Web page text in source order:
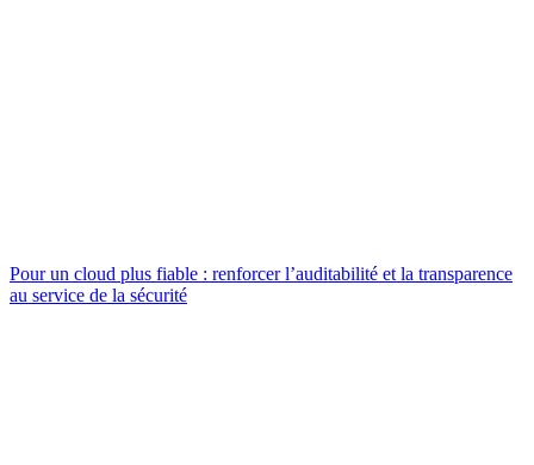
Pour un cloud plus fiable : renforcer l’auditabilité et la transparence
au service de la sécurité